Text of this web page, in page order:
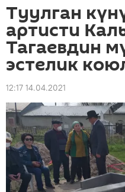
Туулган
артисти
Тагаевдин
эстелик
12:17 14.04.2021